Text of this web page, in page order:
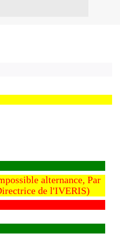
alternance, Par
de l'IVERIS)